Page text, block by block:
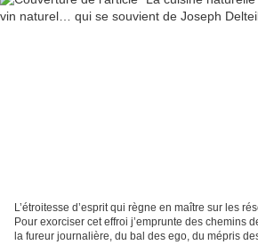
L’étroitesse d’esprit qui règne en maître sur les
Pour exorciser cet effroi j’emprunte des chemins
la fureur journalière, du bal des ego, du mépris